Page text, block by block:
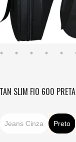
SLIM FIO 600 PRETA
Jeans Cinza Preto